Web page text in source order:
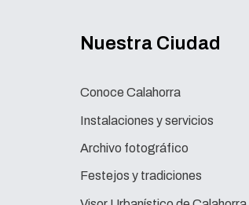
Nuestra Ciudad
Conoce Calahorra
Instalaciones y servicios
Archivo fotográfico
Festejos y tradiciones